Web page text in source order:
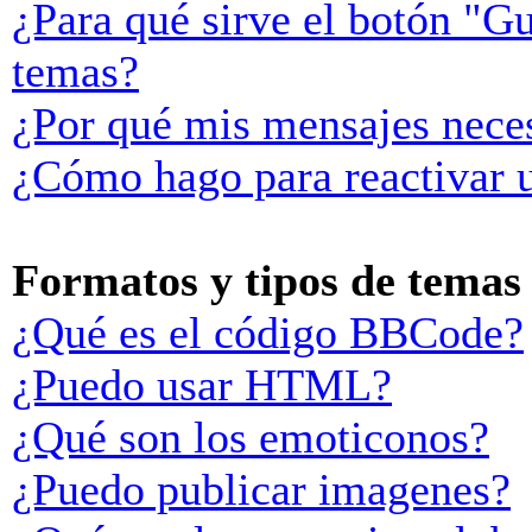
¿Para qué sirve el botón
temas?
¿Por qué mis mensajes
¿Cómo hago para reactivar
Formatos y tipos de temas
¿Qué es el código BBCode?
¿Puedo usar HTML?
¿Qué son los emoticonos?
¿Puedo publicar imagenes?